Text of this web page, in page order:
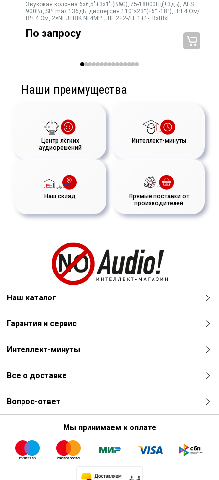
Звуковая колонна 6х6,5"+3х1" (B&C), 75-18000Гц(±3дБ), AES
900Вт, SPLmax 136дБ, дисперсия 110°×23°(+5° -18°), НЧ 4 Ом/
ВЧ 4 Ом, 2×NEUTRIK NL4MP，HF:2+2-/LF:1+1-, ВхШхГ
По запросу
Наши преимущества
Центр лёгких
аудиорешений
Интеллект-минуты
Наш склад
Прямые поставки от
производителей
Наш каталог
Гарантия и сервис
Интеллект-минуты
Все о доставке
Вопрос-ответ
Мы принимаем к оплате